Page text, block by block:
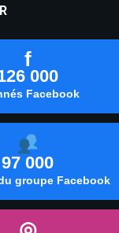
f
000
Facebook
97 000
groupe Facebook